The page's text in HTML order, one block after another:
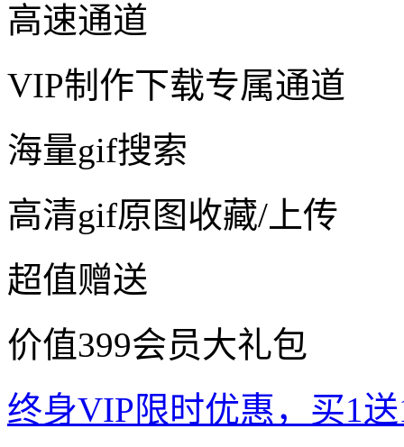
高速通道
VIP制作下载专属通道
海量gif搜索
高清gif原图收藏/上传
超值赠送
价值399会员大礼包
终身VIP限时优惠，买1